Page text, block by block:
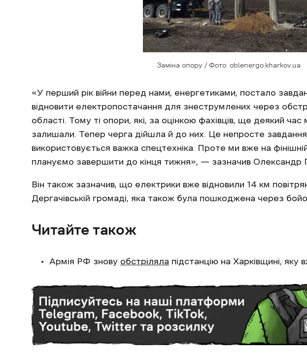
Заміна опору / Фото: oblenergo.kharkov.ua
«У перший рік війни перед нами, енергетиками, постало
відновити електропостачання для знеструмлених через
області. Тому ті опори, які, за оцінкою фахівців, ще деякий
залишали. Тепер черга дійшла й до них. Це непросте завдання,
використовується важка спецтехніка. Проте ми вже на
плануємо завершити до кінця тижня», — зазначив Олександр
Він також зазначив, що електрики вже відновили 14 км
Дергачівській громаді, яка також була пошкоджена через
Читайте також
Армія РФ знову обстріляла підстанцію на Харківщині,